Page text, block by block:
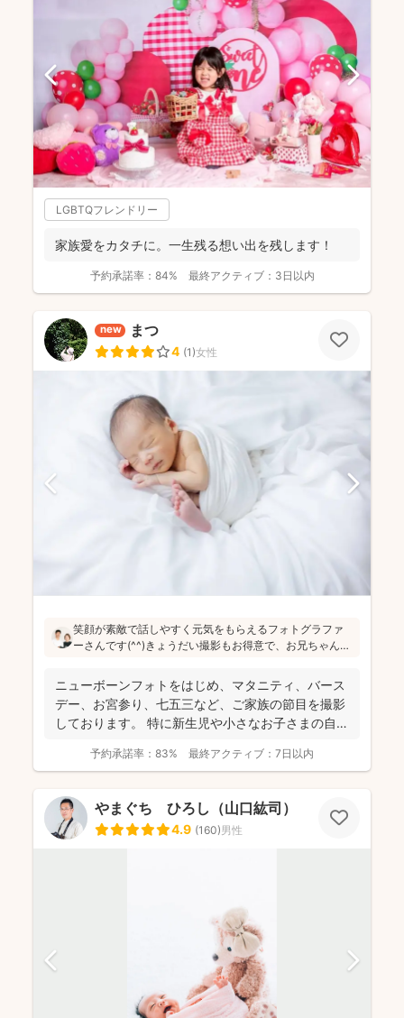
LGBTQフレンドリー
家族愛をカタチに。一生残る想い出を残します！
予約承諾率： 84% 最終アクティブ： 3日以内
new まつ
4 (1)女性
笑顔が素敵で話しやすく元気をもらえるフォトグラファ
ーさんです(^^)きょうだい撮影もお得意で、お兄ちゃんお
る経験から、温かくほっこりするような雰囲気で進めて
いくので安心です♪
ニューボーンフォトをはじめ、マタニティ、バース
デー、お宮参り、七五三など、ご家族の節目を撮影
しております。 特に新生児や小さなお子さまの自然
予約承諾率： 83% 最終アクティブ： 7日以内
やまぐち ひろし（山口紘司）
4.9 (160)男性